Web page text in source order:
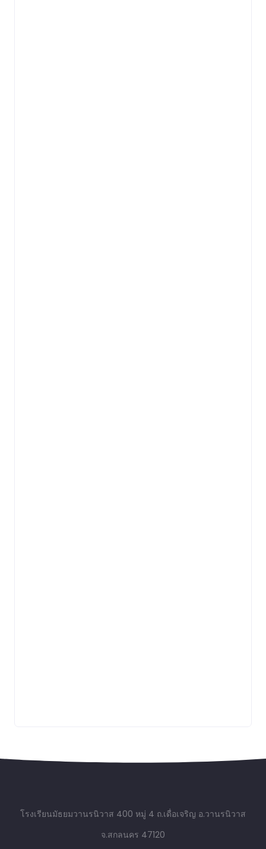
โรงเรียนมัธยมวานรนิวาส 400 หมู่ 4 ถ.เดื่อเจริญ อ.วานรนิวาส
จ.สกลนคร 47120